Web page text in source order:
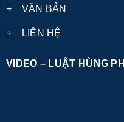
+ VĂN BẢN
+ LIÊN HỆ
VIDEO – LUẬT HÙNG PHÍ